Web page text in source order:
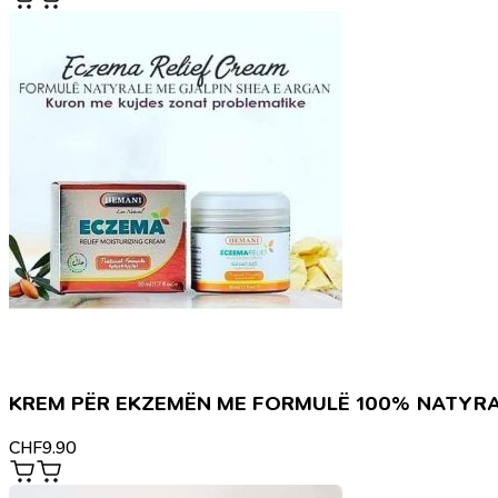
KREM PËR EKZEMËN ME FORMULË 100%
CHF9.90